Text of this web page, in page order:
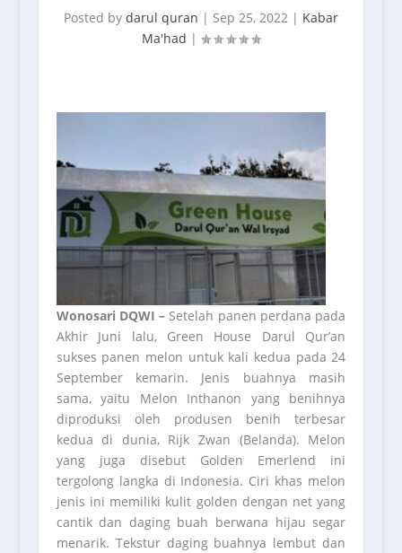
Posted by darul quran | Sep 25, 2022| Kabar
Ma'had |
Wonosari DQWI – Setelah panen perdana pada
Akhir Juni lalu, Green House Darul Qur’an
sukses panen melon untuk kali kedua pada 24
September kemarin. Jenis buahnya masih
sama, yaitu Melon Inthanon yang benihnya
diproduksi oleh produsen benih terbesar
kedua di dunia, Rijk Zwan (Belanda). Melon
yang juga disebut Golden Emerlend ini
tergolong langka di Indonesia. Ciri khas melon
jenis ini memiliki kulit golden dengan net yang
cantik dan daging buah berwana hijau segar
menarik. Tekstur daging buahnya lembut dan